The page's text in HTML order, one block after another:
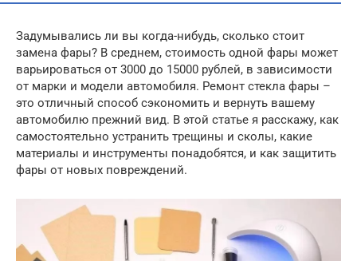
Задумывались ли вы когда-нибудь, сколько стоит
замена фары? В среднем, стоимость одной фары может
варьироваться от 3000 до 15000 рублей, в зависимости
от марки и модели автомобиля. Ремонт стекла фары –
это отличный способ сэкономить и вернуть вашему
автомобилю прежний вид. В этой статье я расскажу, как
самостоятельно устранить трещины и сколы, какие
материалы и инструменты понадобятся, и как защитить
фары от новых повреждений.